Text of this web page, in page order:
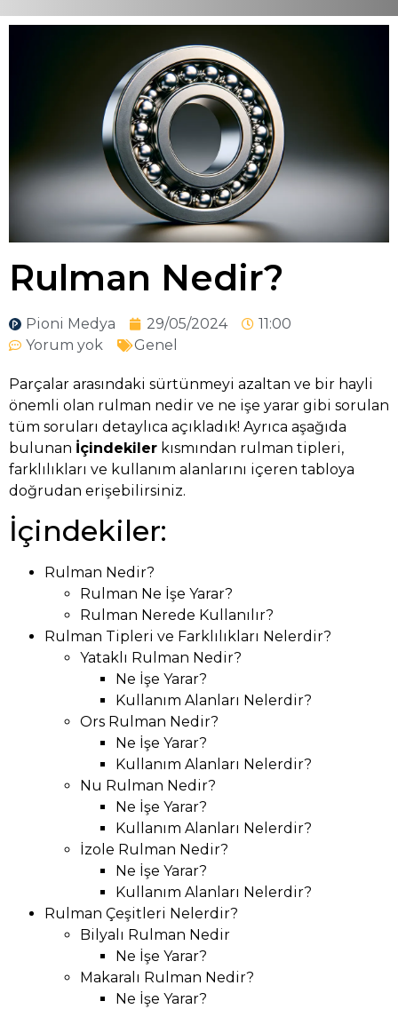
Rulman Nedir?
Pioni Medya 29/05/2024
11:00
Yorum yok
Genel
Parçalar arasındaki sürtünmeyi azaltan ve bir hayli
önemli olan rulman nedir ve ne işe yarar gibi sorulan
tüm soruları detaylıca açıkladık! Ayrıca aşağıda
bulunan İçindekiler kısmından rulman tipleri,
farklılıkları ve kullanım alanlarını içeren tabloya
doğrudan erişebilirsiniz.
İçindekiler:
Rulman Nedir?
Rulman Ne İşe Yarar?
Rulman Nerede Kullanılır?
Rulman Tipleri ve Farklılıkları Nelerdir?
Yataklı Rulman Nedir?
Ne İşe Yarar?
Kullanım Alanları Nelerdir?
Ors Rulman Nedir?
Ne İşe Yarar?
Kullanım Alanları Nelerdir?
Nu Rulman Nedir?
Ne İşe Yarar?
Kullanım Alanları Nelerdir?
İzole Rulman Nedir?
Ne İşe Yarar?
Kullanım Alanları Nelerdir?
Rulman Çeşitleri Nelerdir?
Bilyalı Rulman Nedir
Ne İşe Yarar?
Makaralı Rulman Nedir?
Ne İşe Yarar?